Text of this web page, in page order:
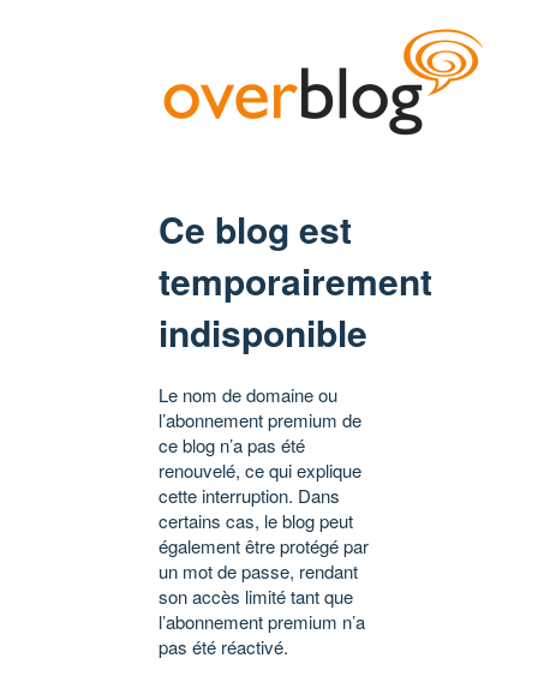
Ce blog est
temporairement
indisponible
Le nom de domaine ou
l’abonnement premium de
ce blog n’a pas été
renouvelé, ce qui explique
cette interruption. Dans
certains cas, le blog peut
également être protégé par
un mot de passe, rendant
son accès limité tant que
l’abonnement premium n’a
pas été réactivé.